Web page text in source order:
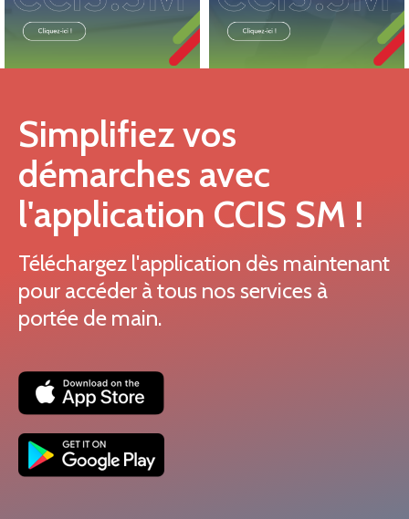
Simplifiez vos
démarches avec
l'application CCIS SM !
Téléchargez l'application dès maintenant
pour accéder à tous nos services à
portée de main.